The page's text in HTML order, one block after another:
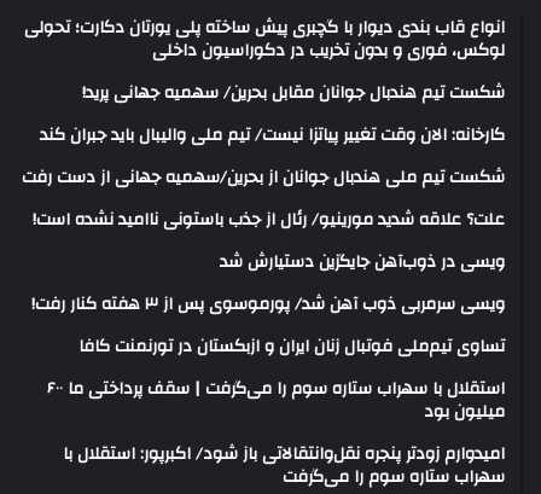
انواع قاب بندی دیوار با گچبری پیش ساخته پلی یورتان دکارت؛ تحولی
لوکس، فوری و بدون تخریب در دکوراسیون داخلی
شکست تیم هندبال جوانان مقابل بحرین/ سهمیه جهانی پرید!
کارخانه: الان وقت تغییر پیاتزا نیست/ تیم ملی والیبال باید جبران کند
شکست تیم ملی هندبال جوانان از بحرین/سهمیه جهانی از دست رفت
علت؟ علاقه شدید مورینیو/ رئال از جذب باستونی ناامید نشده است!
ویسی در ذوب‌آهن جایگزین دستیارش شد
ویسی سرمربی ذوب آهن شد/ پورموسوی پس از ۳ هفته کنار رفت!
تساوی تیم‌ملی فوتبال زنان ایران و ازبکستان در تورنمنت کافا
استقلال با سهراب ستاره سوم را می‌گرفت | سقف پرداختی ما ۶۰۰
میلیون بود
امیدوارم زودتر پنجره نقل‌وانتقالاتی باز شود/ اکبرپور: استقلال با
سهراب ستاره سوم را می‌گرفت